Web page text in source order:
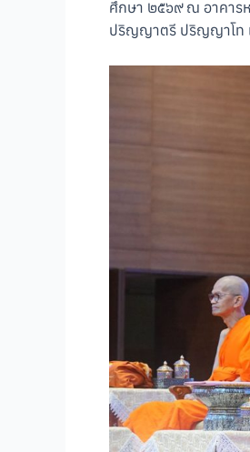
ศึกษา ๒๕๖๙ ณ อาคาร
ปริญญาตรี ปริญญาโท